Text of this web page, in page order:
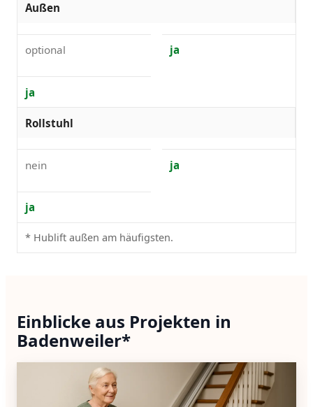
Außen
optional ja
ja
Rollstuhl
nein ja
ja
* Hublift außen am häufigsten.
Einblicke aus Projekten in
Badenweiler*